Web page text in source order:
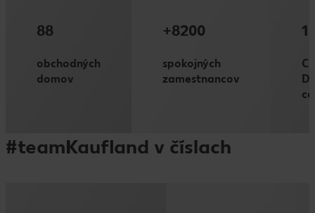
88
obchodných
domov
+8200
spokojných
zamestnancov
1
#teamKaufland v číslach